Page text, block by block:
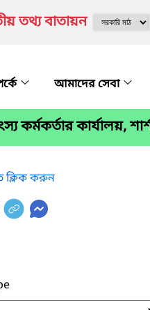
তথ্য বাতায়ন
আমাদের সেবা
কর্মকর্তার কার্যালয়,
ক্লিক করুন